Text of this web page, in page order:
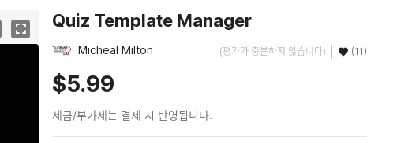
Quiz Template Manager
Micheal Milton (평가가 충분하지 않습니다) (11)
$5.99
세금/부가세는 결제 시 반영됩니다.